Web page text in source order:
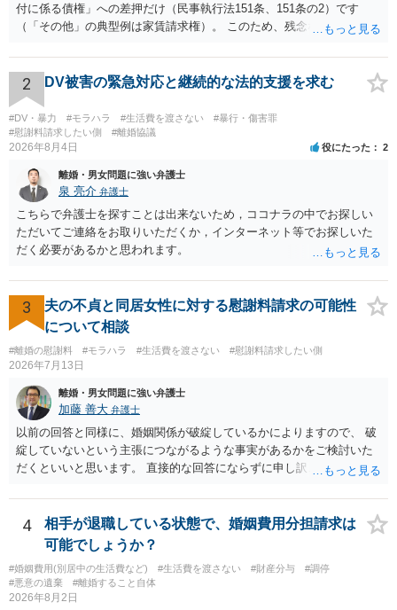
付に係る債権」への差押だけ（民事執行法151条、151条の2）です
（「その他」の典型例は家賃請求権）。 このため、残念ながらお答え
のみが配当の対象です。
2 DV被害の緊急対応と継続的な法的支援を求む
#DV・暴力 #モラハラ #生活費を渡さない
#暴行・傷害罪
#慰謝料請求したい側
#離婚協議
2026年8月4日 役にたった 2
離婚・男女問題に強い弁護士
泉 亮介 弁護士
こちらで弁護士を探すことは出来ないため，ココナラの中でお探しい
ただいてご連絡をお取りいただくか，インターネット等でお探しいた
だく必要があるかと思われます。
3
夫の不貞と同居女性に対する慰謝料請求の可能性
について相談
#離婚の慰謝料 #モラハラ #生活費を渡さない #慰謝料請求したい側
2026年7月13日
離婚・男女問題に強い弁護士
加藤 善大 弁護士
以前の回答と同様に、婚姻関係が破綻しているかによりますので、 破
綻していないという主張につながるような事実があるかをご検討いた
だくといいと思います。 直接的な回答にならずに申し訳ございません
4
相手が退職している状態で、婚姻費用分担請求は
可能でしょうか？
#婚姻費用(別居中の生活費など) #生活費を渡さない #財産分与
#調停
#悪意の遺棄
#離婚すること自体
2026年8月2日